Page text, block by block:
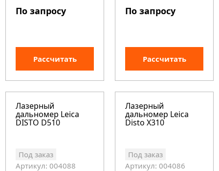
По запросу
Рассчитать
По запросу
Рассчитать
Лазерный
дальномер Leica
DISTO D510
Под заказ
Артикул: 004088
Лазерный
дальномер Leica
Disto X310
Под заказ
Артикул: 004086